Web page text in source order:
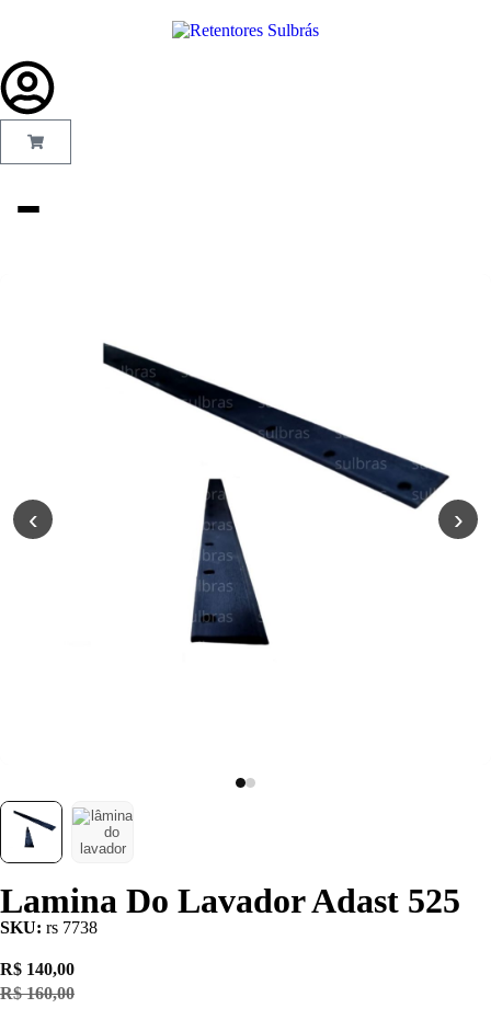
‹ ›
Lamina Do Lavador Adast 525
SKU: rs 7738
R$ 140,00
R$160,00
Gráfica
Revestimento e
Poliuretano (PU)